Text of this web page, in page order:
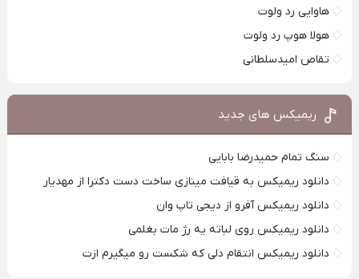
هاوایی رد ولوت
هولا هوپ رد ولوت
تقاص امیدسلطانی
ریمیکس های جدید
سنگ تمام حمیدرضا بابایی
دانلود ریمیکس به قیافت مینازی ساخت دست دکترا از مهدیار
دانلود ریمیکس آفرو از ديجی تاپ وان
دانلود ریمیکس روی لباته یه رژ مات بغلمی
دانلود ریمیکس انتقام دلی که شکست رو میگیرم ازت